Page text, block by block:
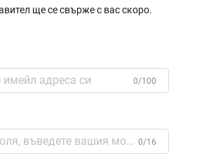
Яхти, Каиаки, Серф Табли
ще се свърже с вас скоро.
0/100
0/16